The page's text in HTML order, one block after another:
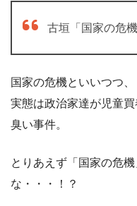
古垣「国家の危
国家の危機といいつつ、
実態は政治家達が児童
臭い事件。
とりあえず「国家の危
な・・・！？